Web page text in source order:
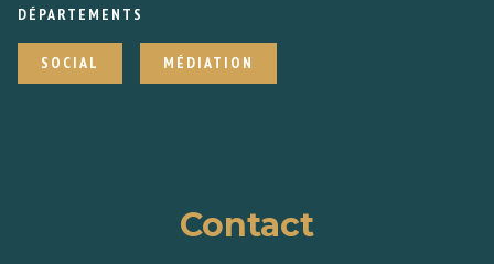
DÉPARTEMENTS
SOCIAL MÉDIATION
Contact